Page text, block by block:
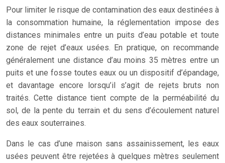
Pour limiter le risque de contamination des eaux destinées à
la consommation humaine, la réglementation impose des
distances minimales entre un puits d’eau potable et toute
zone de rejet d’eaux usées. En pratique, on recommande
généralement une distance d’au moins 35 mètres entre un
puits et une fosse toutes eaux ou un dispositif d’épandage,
et davantage encore lorsqu’il s’agit de rejets bruts non
traités. Cette distance tient compte de la perméabilité du
sol, de la pente du terrain et du sens d’écoulement naturel
des eaux souterraines.
Dans le cas d’une maison sans assainissement, les eaux
usées peuvent être rejetées à quelques mètres seulement